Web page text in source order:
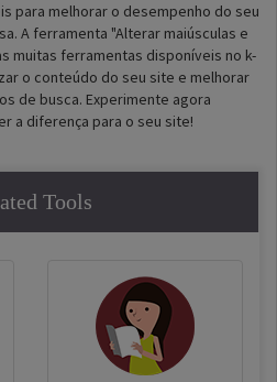
para melhorar o desempenho do seu
A ferramenta "Alterar maiúsculas e
muitas ferramentas disponíveis no k-
o conteúdo do seu site e melhorar
de busca. Experimente agora
a diferença para o seu site!
Tools